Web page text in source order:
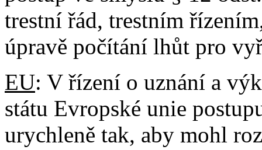
trestní řád, trestním
úpravě počítání lhůt pro
EU: V řízení o uznání a
státu Evropské unie
urychleně tak, aby mohl